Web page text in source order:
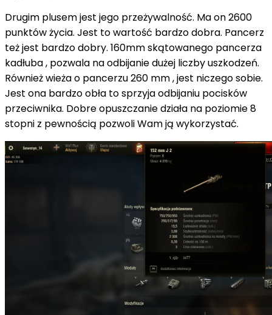
Drugim plusem jest jego przeżywalność. Ma on 2600
punktów życia. Jest to wartość bardzo dobra. Pancerz
też jest bardzo dobry. 160mm skątowanego pancerza
kadłuba , pozwala na odbijanie dużej liczby uszkodzeń.
Również wieża o pancerzu 260 mm , jest niczego sobie.
Jest ona bardzo obła to sprzyja odbijaniu pocisków
przeciwnika. Dobre opuszczanie działa na poziomie 8
stopni z pewnością pozwoli Wam ją wykorzystać.